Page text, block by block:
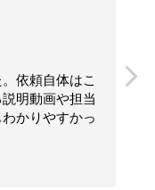
依頼自体はこ
明動画や担当
かりやすかっ